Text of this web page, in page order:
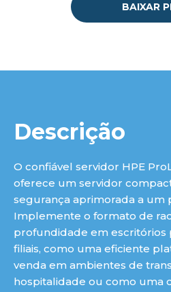
BAIXAR
Descrição
O confiável servidor HPE
oferece um servidor
segurança aprimorada a um
Implemente o formato de
profundidade em escritórios
filiais, como uma eficiente
venda em ambientes de
hospitalidade ou como uma